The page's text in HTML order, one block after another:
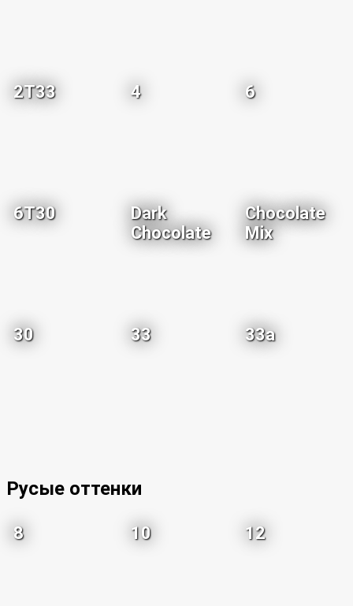
2T33 4 6
6T30
Dark
Chocolate
Chocolate
Mix
30 33 33a
Русые оттенки
8 10 12